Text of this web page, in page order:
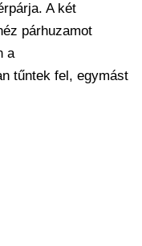
A két
párhuzamot
a
tűntek fel, egymást